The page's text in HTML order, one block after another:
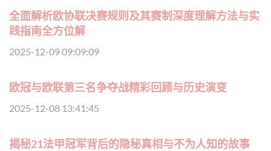
全面解析欧协联决赛规则及其赛制深度理解方法与实
践指南全方位解
2025-12-09 09:09:09
欧冠与欧联第三名争夺战精彩回顾与历史演变
2025-12-08 13:41:45
揭秘21法甲冠军背后的隐秘真相与不为人知的故事